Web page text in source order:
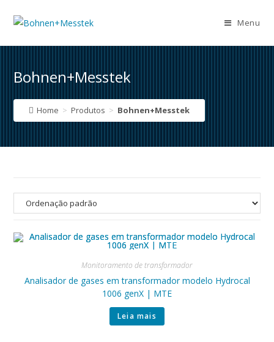
Menu
Bohnen+Messtek
Home > Produtos > Bohnen+Messtek
Monitoramento de transformador
Analisador de gases em transformador modelo Hydrocal
1006 genX | MTE
Leia mais